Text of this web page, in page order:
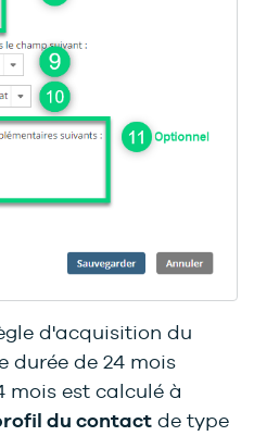
d'acquisition du
durée de 24 mois
mois est calculé à
du contact de type